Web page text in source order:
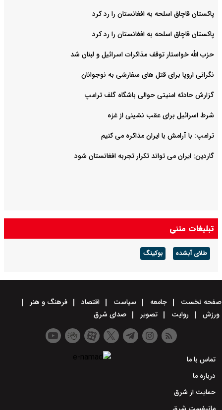
پاکستان قاچاق اسلحه به افغانستان را رد کرد
پاکستان قاچاق اسلحه به افغانستان را رد کرد
حزب الله خواستار توقف مذاکرات اسرائیل و لبنان شد
نگرانی اروپا برای قتل های سفارشی به نوجوانان
گزارش حادثه امنیتی حوالی باشگاه گلف ترامپ
شرط اسرائیل برای عقب نشینی از غزه
ترامپ: با آرامش با ایران مذاکره می کنیم
گاردین: ایران می تواند تکرار تجربه افغانستان شود
تبلیغات متنی
طلای آبشده بوکینگ
صفحه نخست جامعه سیاست اقتصاد
فرهنگ و هنر
ورزش
روایت تصویر صدای شرق
تماس با ما
درباره ما
حمایت از شرق